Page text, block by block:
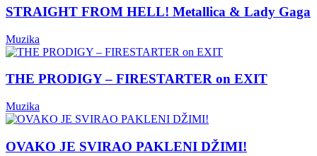
STRAIGHT FROM HELL! Metallica & Lady Gaga
Muzika
THE PRODIGY – FIRESTARTER on EXIT
Muzika
OVAKO JE SVIRAO PAKLENI DŽIMI!